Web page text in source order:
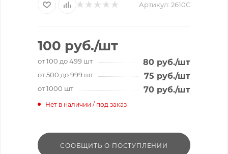
Артикул: 2610C
100 руб./шт
от 100 до 499 шт 80 руб./шт
от 500 до 999 шт 75 руб./шт
от 1000 шт 70 руб./шт
Нет в наличии / под заказ
СООБЩИТЬ О ПОСТУПЛЕНИИ